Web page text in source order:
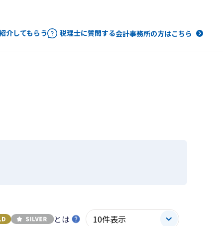
介してもらう 税理士に質問する会計事務所の方はこちら
とは